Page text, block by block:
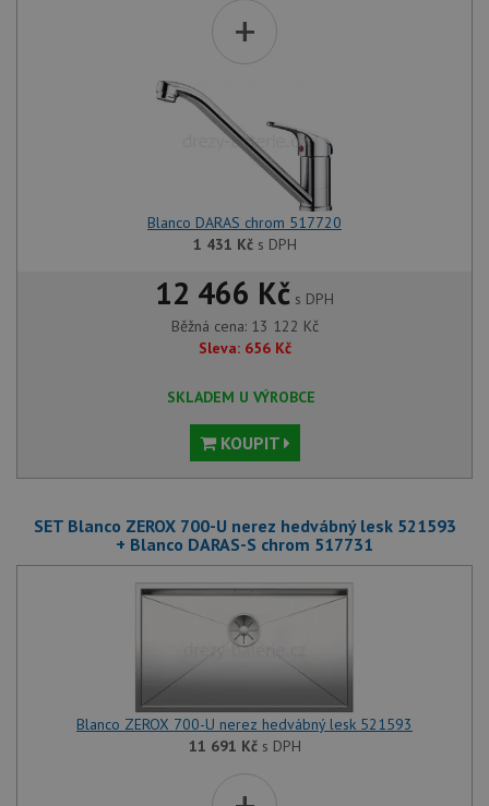
+
Blanco DARAS chrom 517720
1 431 Kčs DPH
12 466 Kč s DPH
Běžná cena: 13 122 Kč
Sleva: 656 Kč
SKLADEM U VÝROBCE
KOUPIT
SET Blanco ZEROX 700-U nerez hedvábný lesk 521593
+ Blanco DARAS-S chrom 517731
Blanco ZEROX 700-U nerez hedvábný lesk 521593
11 691 Kčs DPH